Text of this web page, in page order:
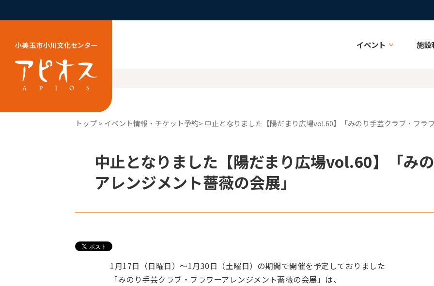
イベント 施設
トップ> イベント情報・チケット予約> 中止となりました【陽だまり広場vol.60】「みのり手芸クラブ・フラ
中止となりました【陽だまり広場vol.60】「み
アレンジメント薔薇の会展」
1月17日（日曜日）～1月30日（土曜日）の期間で開催を予定しておりました
「みのり手芸クラブ・フラワーアレンジメント薔薇の会展」は、